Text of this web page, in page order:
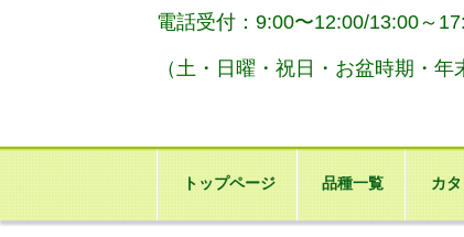
電話受付：9:00〜12:00/13:00～
（土・ 日曜 ・祝日・お盆時期・年
トップページ 品種一覧 カ